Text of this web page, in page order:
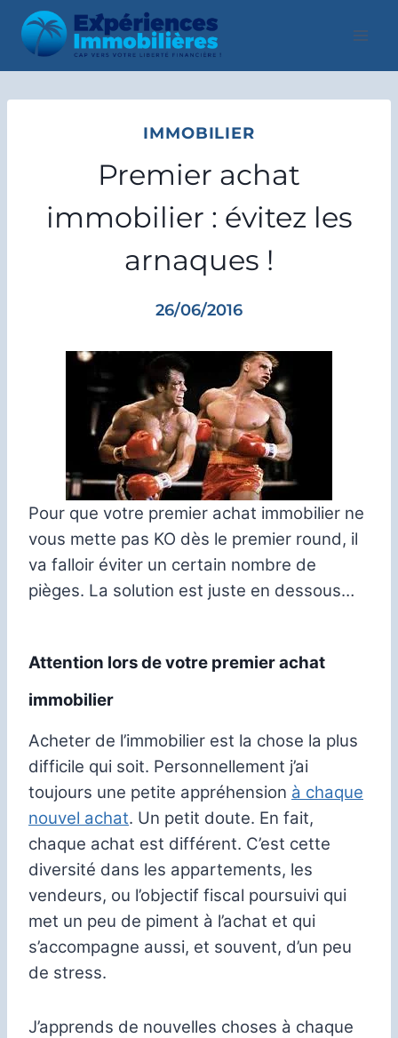
Aller
contenu
IMMOBILIER
Premier achat
immobilier : évitez les
arnaques !
26/06/2016
Pour que votre premier achat immobilier ne
vous mette pas KO dès le premier round, il
va falloir éviter un certain nombre de
pièges. La solution est juste en dessous…
Attention lors de votre premier achat
immobilier
Acheter de l’immobilier est la chose la plus
difficile qui soit. Personnellement j’ai
toujours une petite appréhension à chaque
nouvel achat. Un petit doute. En fait,
chaque achat est différent. C’est cette
diversité dans les appartements, les
vendeurs, ou l’objectif fiscal poursuivi qui
met un peu de piment à l’achat et qui
s’accompagne aussi, et souvent, d’un peu
de stress.
J’apprends de nouvelles choses à chaque